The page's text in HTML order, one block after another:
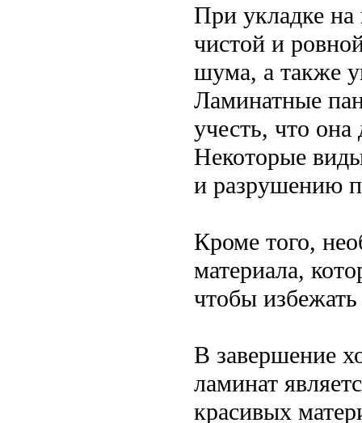
При укладке
чистой и
шума, а также
Ламинатные
учесть, что
Некоторые
и разрушению
Кроме того,
материала,
чтобы
В завершение
ламинат
красивых